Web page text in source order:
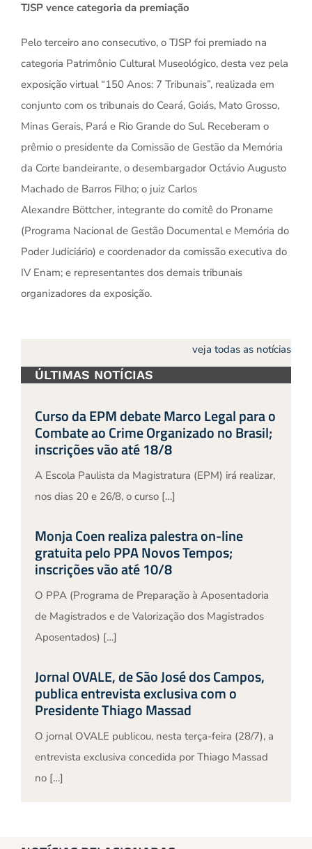
TJSP vence categoria da premiação
Pelo terceiro ano consecutivo, o TJSP foi premiado na
categoria Patrimônio Cultural Museológico, desta vez pela
exposição virtual “150 Anos: 7 Tribunais”, realizada em
conjunto com os tribunais do Ceará, Goiás, Mato Grosso,
Minas Gerais, Pará e Rio Grande do Sul. Receberam o
prêmio o presidente da Comissão de Gestão da Memória
da Corte bandeirante, o desembargador Octávio Augusto
Machado de Barros Filho; o juiz Carlos
Alexandre Böttcher, integrante do comitê do Proname
(Programa Nacional de Gestão Documental e Memória do
Poder Judiciário) e coordenador da comissão executiva do
IV Enam; e representantes dos demais tribunais
organizadores da exposição.
veja todas as notícias
ÚLTIMAS NOTÍCIAS
Curso da EPM debate Marco Legal para o
Combate ao Crime Organizado no Brasil;
inscrições vão até 18/8
A Escola Paulista da Magistratura (EPM) irá realizar,
nos dias 20 e 26/8, o curso […]
Monja Coen realiza palestra on-line
gratuita pelo PPA Novos Tempos;
inscrições vão até 10/8
O PPA (Programa de Preparação à Aposentadoria
de Magistrados e de Valorização dos Magistrados
Aposentados) […]
Jornal OVALE, de São José dos Campos,
publica entrevista exclusiva com o
Presidente Thiago Massad
O jornal OVALE publicou, nesta terça-feira (28/7), a
entrevista exclusiva concedida por Thiago Massad
no […]